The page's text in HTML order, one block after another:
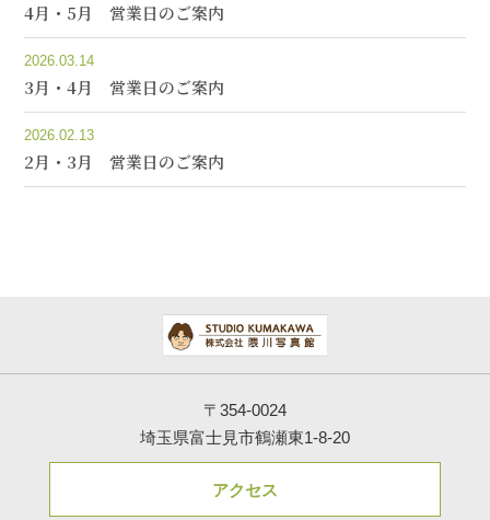
4月・5月 営業日のご案内
2026.03.14
3月・4月 営業日のご案内
2026.02.13
2月・3月 営業日のご案内
〒354-0024
埼玉県富士見市鶴瀬東1-8-20
アクセス